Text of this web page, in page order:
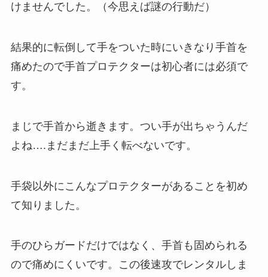
けませんでした。（今思えば謎の行動だ）
結果的に転倒して手をついた時にいきなり手首を
痛めたので手首プロテクターは初心者には必須で
す。
まじで手首から逝きます。つい手が出ちゃうんだ
よね….まだまだ上手く転べないです。
手袋以外にこんなプロテクターがあることを初め
て知りました。
手のひらガードだけではなく、手首も固められる
ので痛めにくいです。この後速攻でレンタルしま